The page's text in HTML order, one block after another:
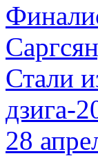
Стали
дзига-
28